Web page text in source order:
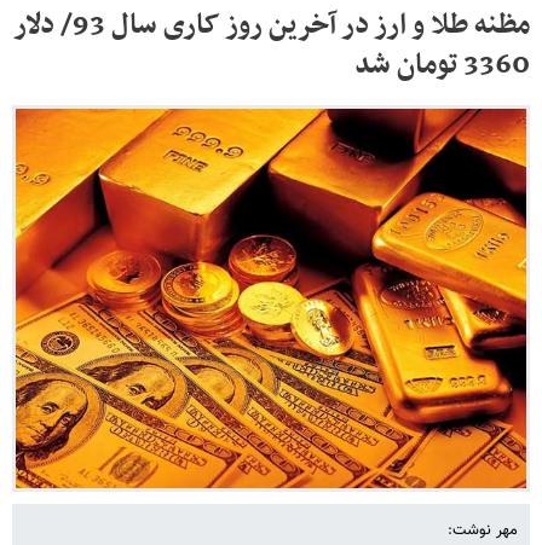
مظنه طلا و ارز در آخرین روز کاری سال 93/ دلار
3360 تومان شد
مهر نوشت: